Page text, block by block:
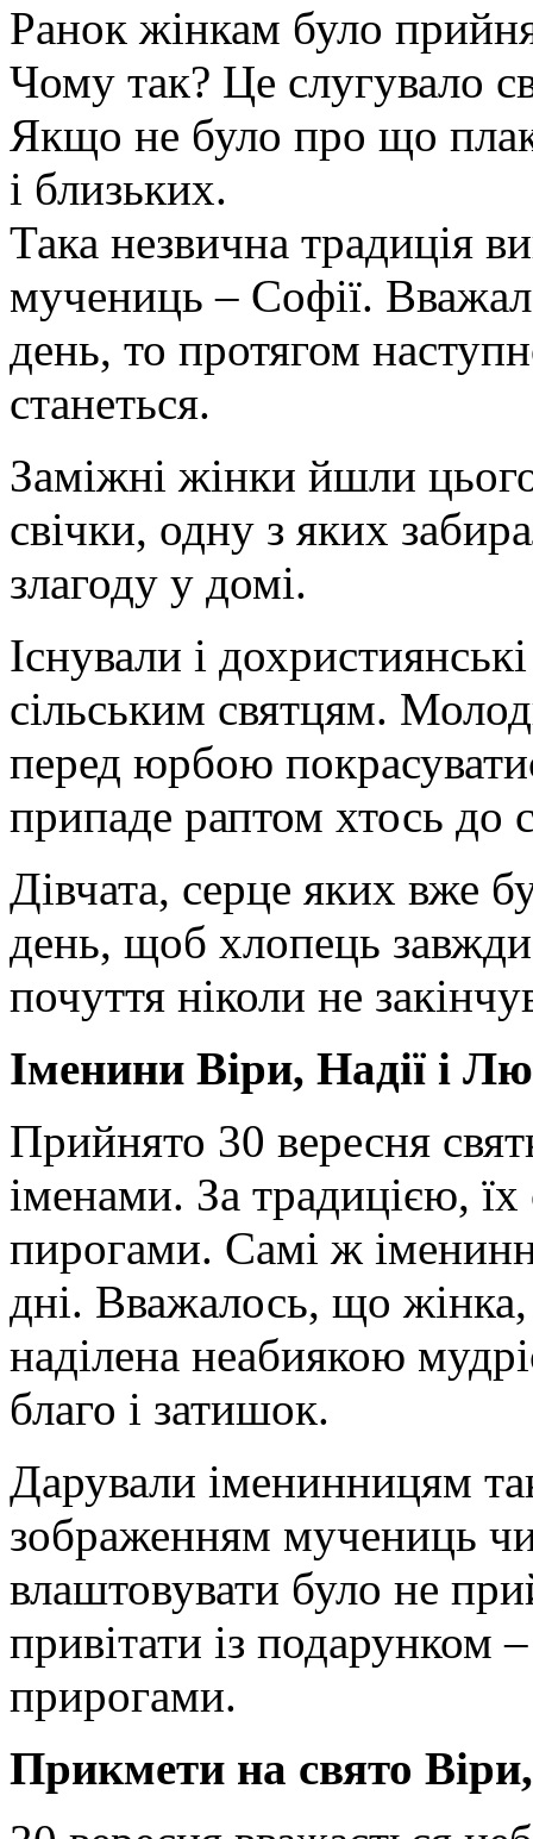
Ранок жінкам було
Чому так? Це слугувало
Якщо не було про що
і близьких.
Така незвична традиція
мучениць – Софії.
день, то протягом
станеться.
Заміжні жінки йшли
свічки, одну з яких
злагоду у домі.
Існували і
сільським святцям.
перед юрбою
припаде раптом хтось до
Дівчата, серце яких вже
день, щоб хлопець завжди
почуття ніколи не
Іменини Віри, Надії і
Прийнято 30 вересня
іменами. За традицією,
пирогами. Самі ж
дні. Вважалось, що
наділена неабиякою
благо і затишок.
Дарували іменинницям
зображенням мучениць
влаштовувати було не
привітати із подарунком
прирогами.
Прикмети на свято